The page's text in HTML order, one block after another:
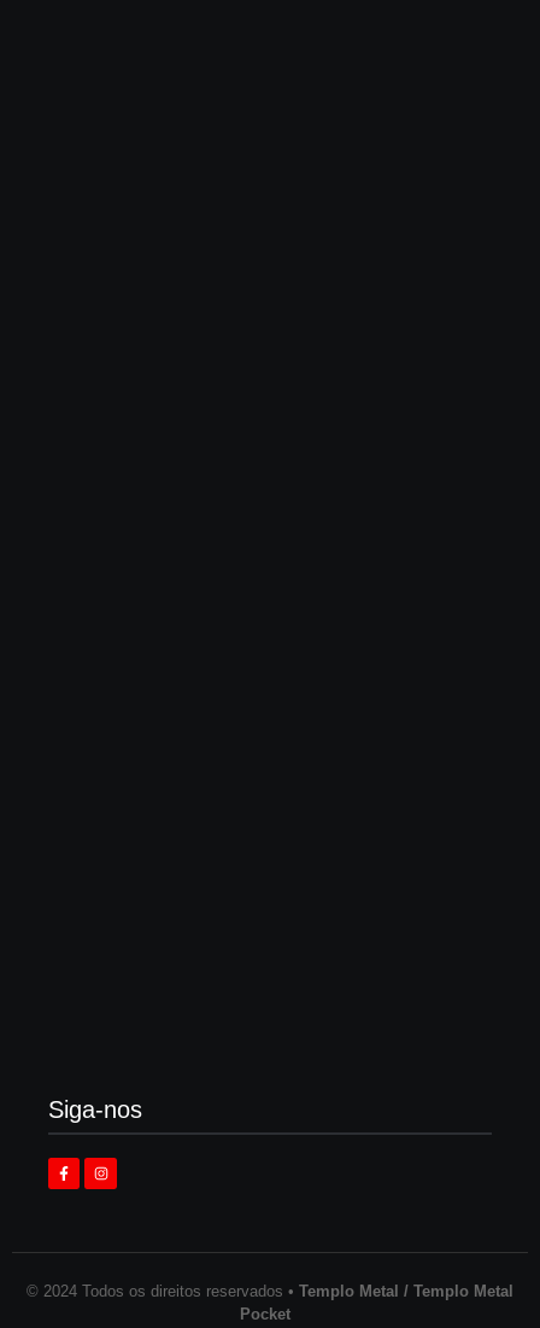
Siga-nos
© 2024 Todos os direitos reservados • Templo Metal / Templo Metal
Pocket